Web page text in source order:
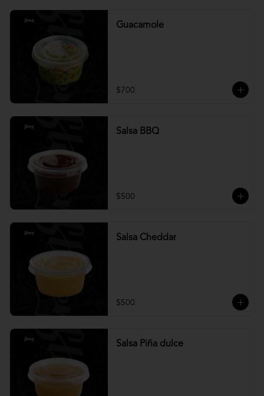
Guacamole
$700
Salsa BBQ
$500
Salsa Cheddar
$500
Salsa Piña dulce